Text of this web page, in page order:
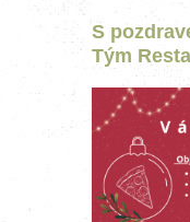
S
Tým